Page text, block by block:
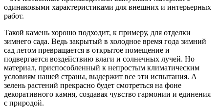
одинаковыми характеристиками для внешних и интерьерных
работ.
Такой камень хорошо подходит, к примеру, для отделки
зимнего сада. Ведь закрытый в холодное время года зимний
сад летом превращается в открытое помещение и
подвергается воздействию влаги и солнечных лучей. Но
материал, приспособленный к непростым климатическим
условиям нашей страны, выдержит все эти испытания. А
зелень растений прекрасно будет смотреться на фоне
декоративного камня, создавая чувство гармонии и единения
с природой.